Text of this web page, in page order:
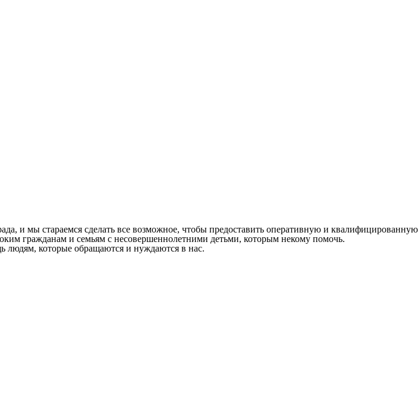
и мы стараемся сделать все возможное, чтобы предоставить оперативную и квалифицированную
гражданам и семьям с несовершеннолетними детьми, которым некому помочь.
которые обращаются и нуждаются в нас.